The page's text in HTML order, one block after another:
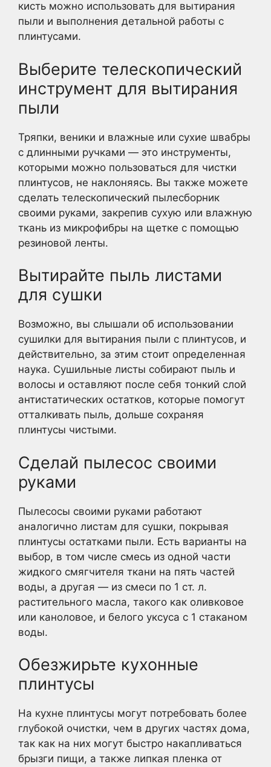
кисть можно использовать для вытирания
пыли и выполнения детальной работы с
плинтусами.
Выберите телескопический
инструмент для вытирания
пыли
Тряпки, веники и влажные или сухие швабры
с длинными ручками — это инструменты,
которыми можно пользоваться для чистки
плинтусов, не наклоняясь. Вы также можете
сделать телескопический пылесборник
своими руками, закрепив сухую или влажную
ткань из микрофибры на щетке с помощью
резиновой ленты.
Вытирайте пыль листами
для сушки
Возможно, вы слышали об использовании
сушилки для вытирания пыли с плинтусов, и
действительно, за этим стоит определенная
наука. Сушильные листы собирают пыль и
волосы и оставляют после себя тонкий слой
антистатических остатков, которые помогут
отталкивать пыль, дольше сохраняя
плинтусы чистыми.
Сделай пылесос своими
руками
Пылесосы своими руками работают
аналогично листам для сушки, покрывая
плинтусы остатками пыли. Есть варианты на
выбор, в том числе смесь из одной части
жидкого смягчителя ткани на пять частей
воды, а другая — из смеси по 1 ст. л.
растительного масла, такого как оливковое
или каноловое, и белого уксуса с 1 стаканом
воды.
Обезжирьте кухонные
плинтусы
На кухне плинтусы могут потребовать более
глубокой очистки, чем в других частях дома,
так как на них могут быстро накапливаться
брызги пищи, а также липкая пленка от